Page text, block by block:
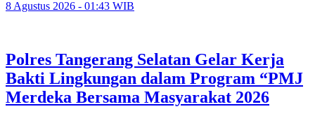
8 Agustus 2026 - 01:43 WIB
Polres Tangerang Selatan Gelar Kerja
Bakti Lingkungan dalam Program “PMJ
Merdeka Bersama Masyarakat 2026